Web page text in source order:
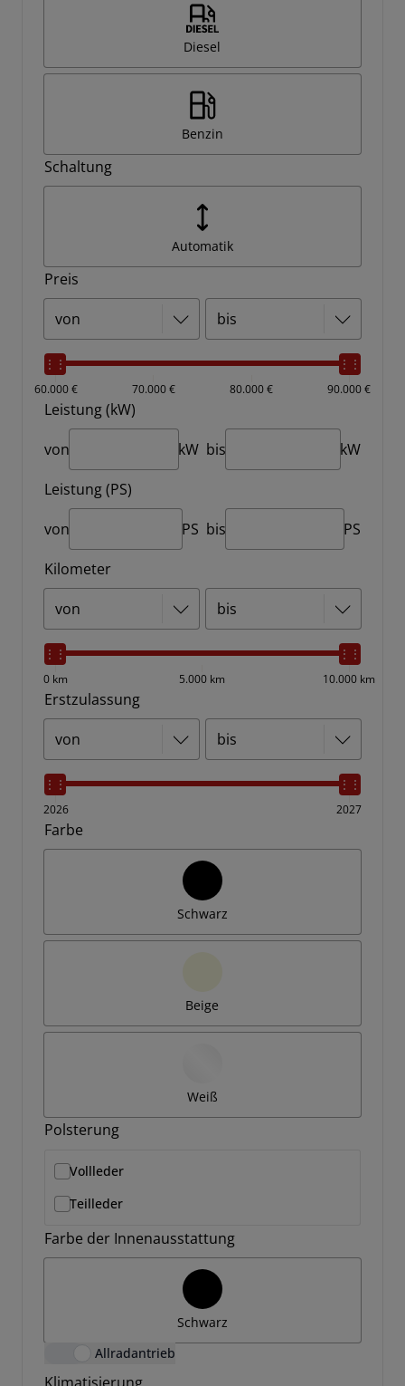
Diesel
Benzin
Schaltung
Automatik
Preis
60.000 € 70.000 € 80.000 € 90.000 €
Leistung (kW)
von
kW bis
kW
Leistung (PS)
von
PS bis
PS
Kilometer
0 km 5.000 km 10.000 km
Erstzulassung
2026 2027
Farbe
Schwarz
Beige
Weiß
Polsterung
Vollleder
Teilleder
Farbe der Innenausstattung
Schwarz
Allradantrieb